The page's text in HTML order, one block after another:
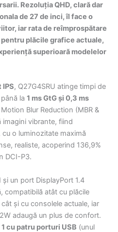
Rezoluția QHD, clară dar
de 27 de inci, îl face o
iar rata de reîmprospătare
plăcile grafice actuale,
superioară modelelor
IPS, Q27G4SRU atinge timpi de
până la1 ms GtG și 0,3 ms
Blur Reduction (MBR &
imagini vibrante, fiind
cu o luminozitate maximă
realiste, acoperind 136,9%
DCI-P3.
și un port DisplayPort 1.4
compatibilă atât cu plăcile
și cu consolele actuale, iar
adaugă un plus de confort.
1 cu patru porturi USB (unul